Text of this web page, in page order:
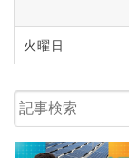
火曜日